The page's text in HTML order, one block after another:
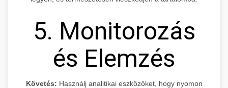
5. Monitorozás
és Elemzés
Követés: Használj analitikai eszközöket, hogy nyomon